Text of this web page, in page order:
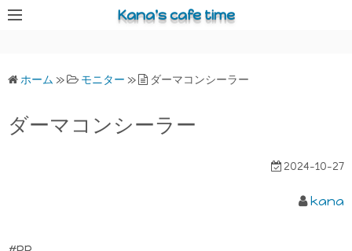
コ
ス
Kana's cafe time
ホーム » モニター » ダーマコンシーラー
ダーマコンシーラー
2024-10-27
kana